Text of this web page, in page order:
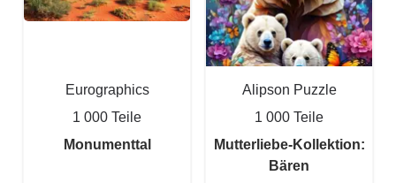
Eurographics
1 000 Teile
Monumenttal
Alipson Puzzle
1 000 Teile
Mutterliebe-Kollektion:
Bären